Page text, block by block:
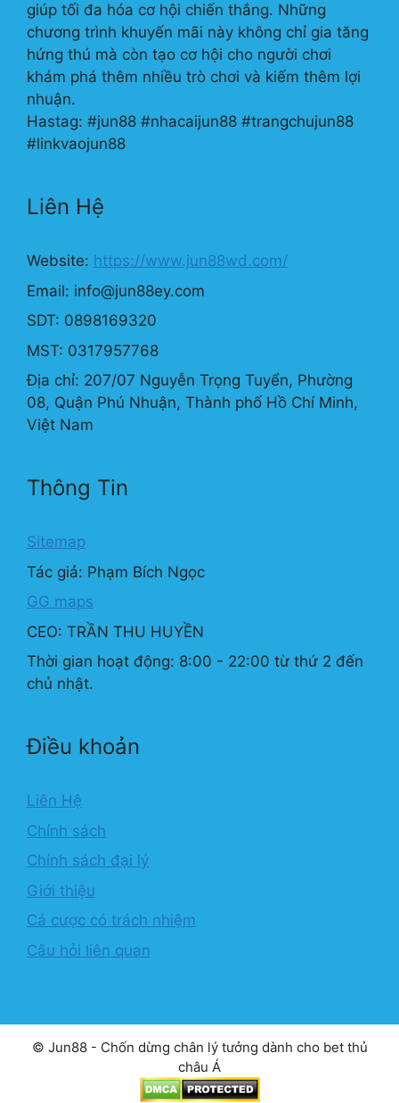
giúp tối đa hóa cơ hội chiến thắng. Những
chương trình khuyến mãi này không chỉ gia tăng
hứng thú mà còn tạo cơ hội cho người chơi
khám phá thêm nhiều trò chơi và kiếm thêm lợi
nhuận.
Hastag: #jun88 #nhacaijun88 #trangchujun88
#linkvaojun88
Liên Hệ
Website: https://www.jun88wd.com/
Email: info@jun88ey.com
SDT: 0898169320
MST: 0317957768
Địa chỉ: 207/07 Nguyễn Trọng Tuyển, Phường
08, Quận Phú Nhuận, Thành phố Hồ Chí Minh,
Việt Nam
Thông Tin
Sitemap
Tác giả: Phạm Bích Ngọc
GG maps
CEO: TRẦN THU HUYỀN
Thời gian hoạt động: 8:00 - 22:00 từ thứ 2 đến
chủ nhật.
Điều khoản
Liên Hệ
Chính sách
Chính sách đại lý
Giới thiệu
Cá cược có trách nhiệm
Câu hỏi liên quan
© Jun88 - Chốn dừng chân lý tưởng dành cho bet thủ
châu Á